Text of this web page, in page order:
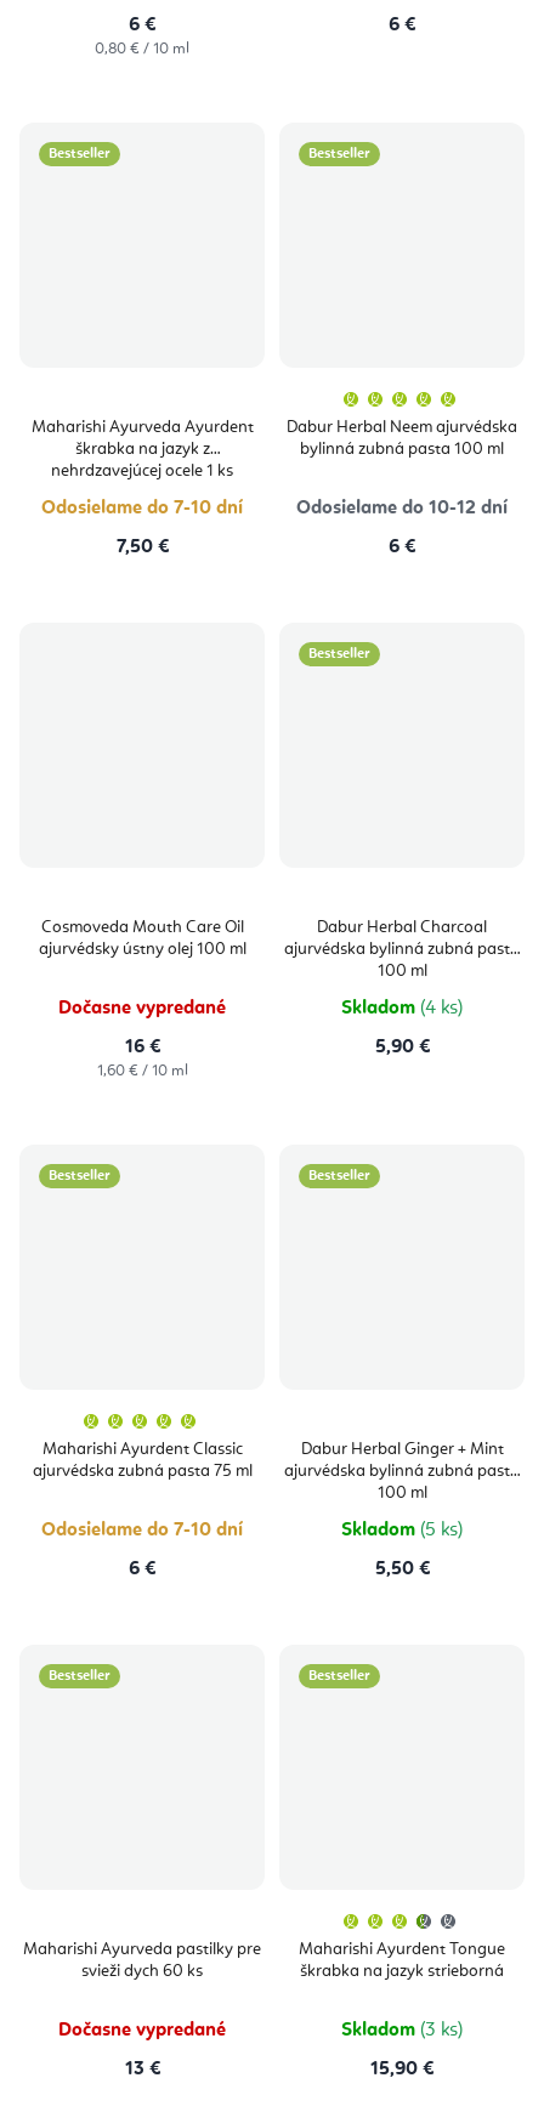
6 €
Jednotková
0,80 € / 10 ml
6 €
Bestseller
Maharishi Ayurveda Ayurdent
škrabka na jazyk z
nehrdzavejúcej ocele 1 ks
Odosielame do 7-10 dní
7,50 €
Bestseller
Dabur Herbal Neem ajurvédska
bylinná zubná pasta 100 ml
produktu
je
5,0
Odosielame do 10-12 dní
6 €
Cosmoveda Mouth Care Oil
ajurvédsky ústny olej 100 ml
Dočasne vypredané
16 €
Jednotková
1,60 € / 10 ml
Bestseller
Dabur Herbal Charcoal
ajurvédska bylinná zubná pasta
100 ml
Skladom (4 ks)
5,90 €
Bestseller
Maharishi Ayurdent Classic
ajurvédska zubná pasta 75 ml
produktu
je
5,0
hviezdičiek.
Odosielame do 7-10 dní
6 €
Bestseller
Dabur Herbal Ginger + Mint
ajurvédska bylinná zubná pasta
100 ml
Skladom (5 ks)
5,50 €
Bestseller
Maharishi Ayurveda pastilky pre
svieži dych 60 ks
Dočasne vypredané
13 €
Bestseller
Maharishi Ayurdent Tongue
škrabka na jazyk strieborná
produktu
je
3,7
Skladom (3 ks)
15,90 €